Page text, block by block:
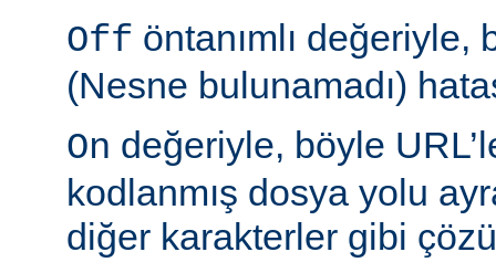
Off öntanımlı değeriyle,
(Nesne bulunamadı)
On değeriyle, böyle
kodlanmış dosya yolu
diğer karakterler gibi